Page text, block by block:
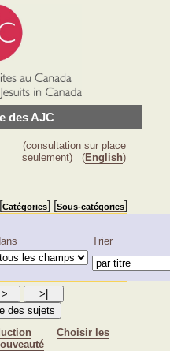
des AJC
(consultation sur place
seulement) (English)
Catégories] [Sous-catégories]
Trier
Choisir les